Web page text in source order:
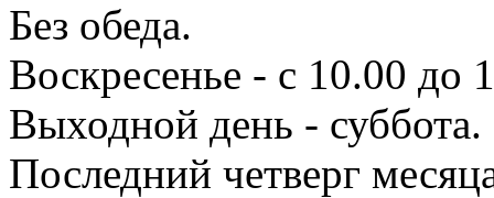
Без обеда.
Воскресенье - с 10.00 до
Выходной день - суббота.
Последний четверг